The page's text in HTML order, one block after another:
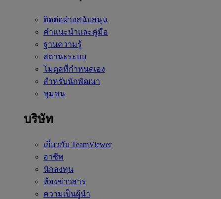
ติดต่อฝ่ายสนับสนุน
คำแนะนำและคู่มือ
ฐานความรู้
สถานะระบบ
โมดูลที่กำหนดเอง
สำหรับนักพัฒนา
ชุมชน
บริษัท
เกี่ยวกับ TeamViewer
อาชีพ
นักลงทุน
ห้องข่าวสาร
ความเป็นผู้นำ